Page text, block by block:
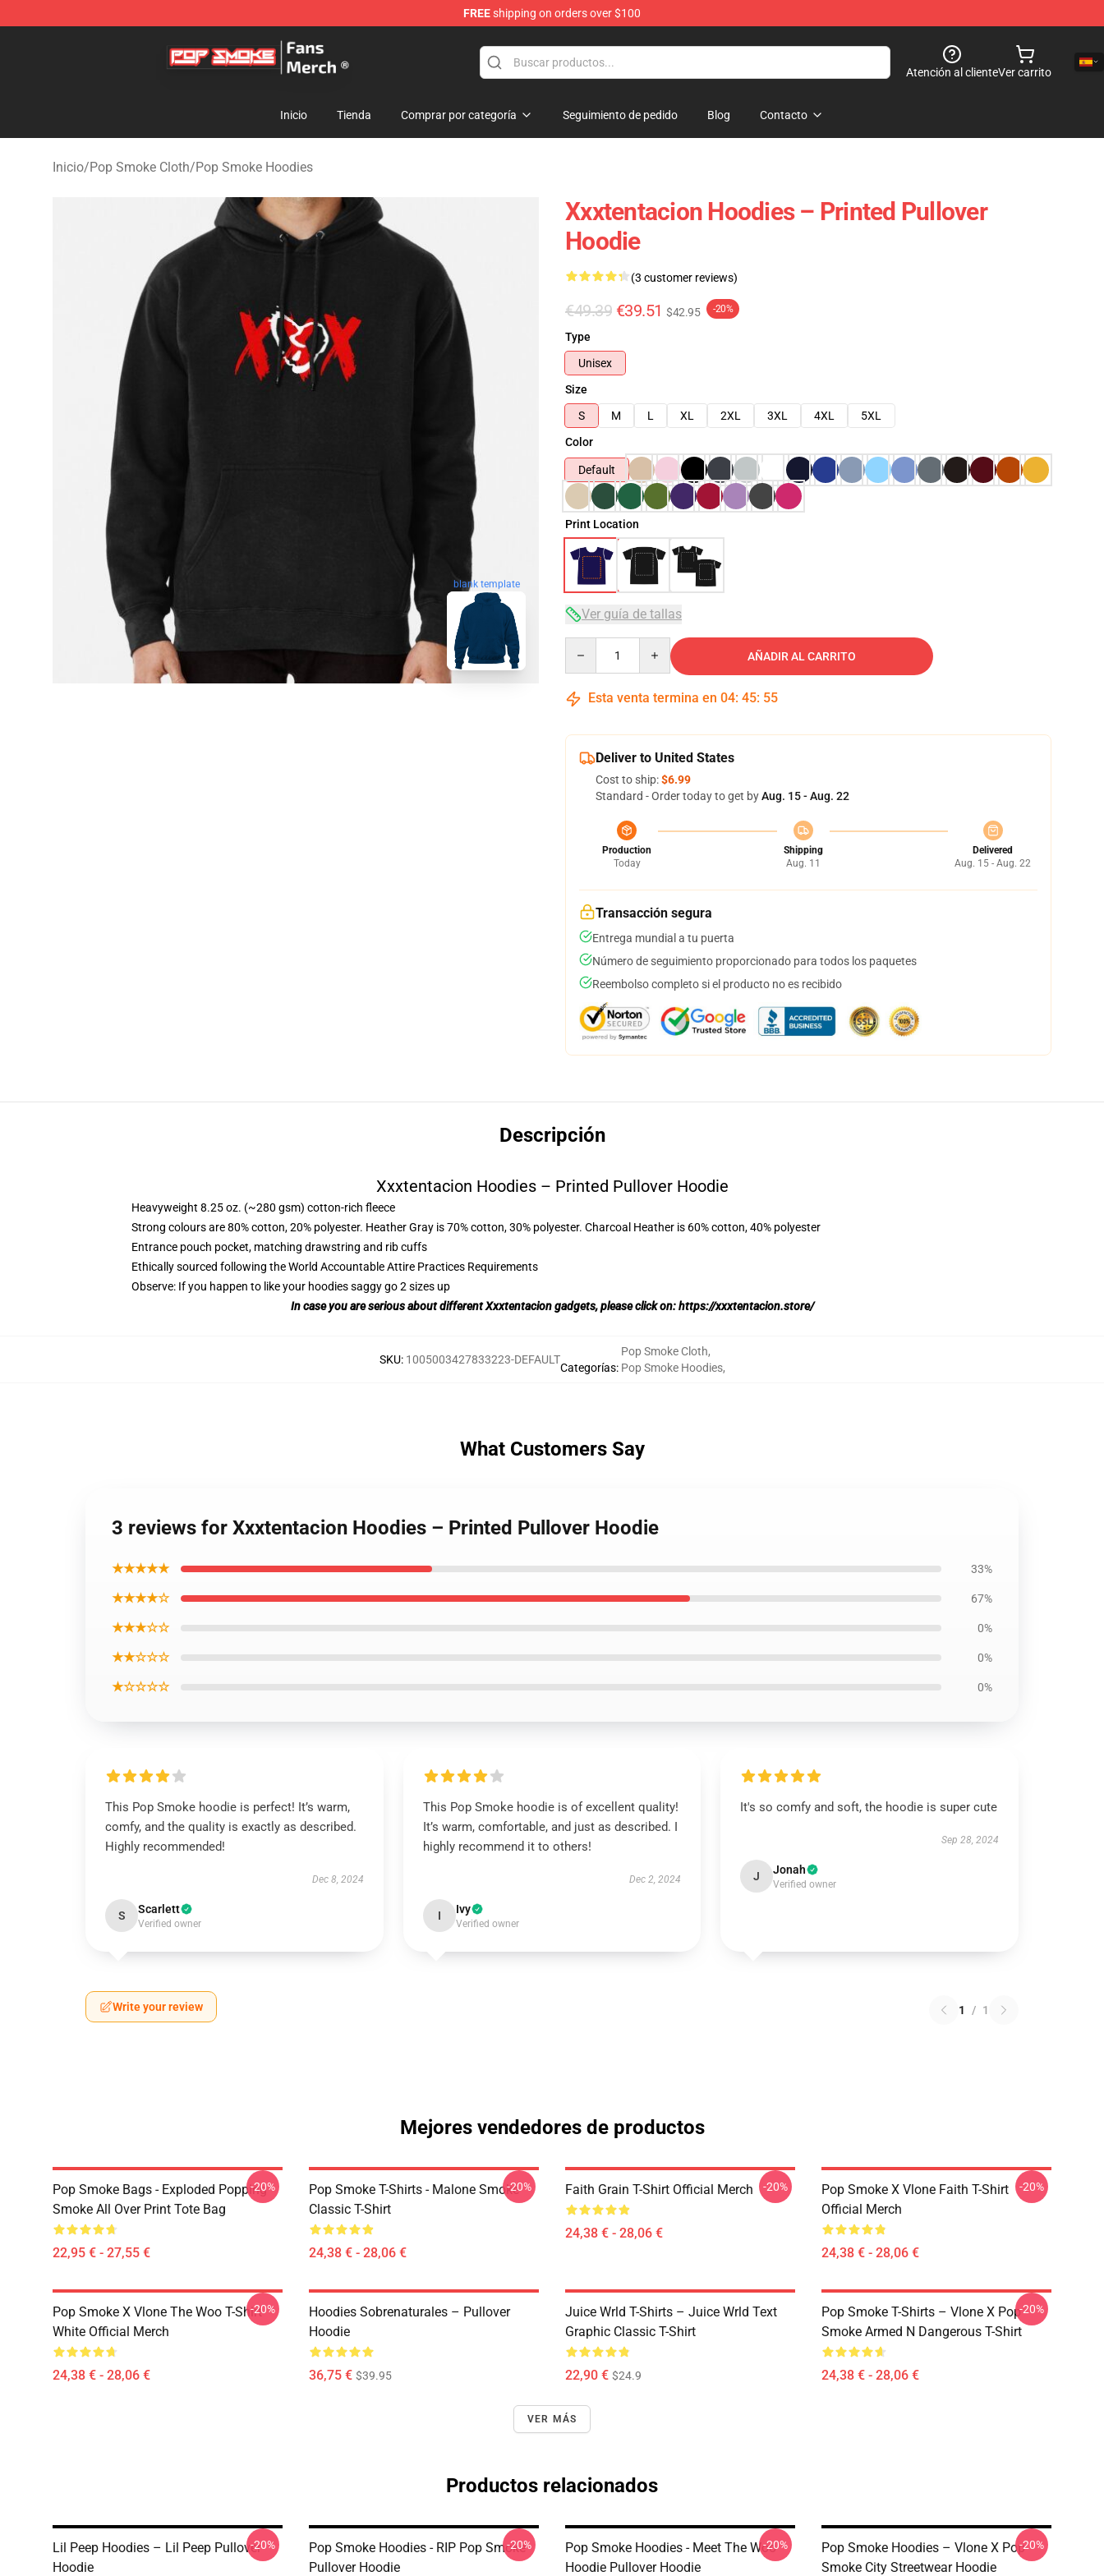
FREEshipping on orders over $100
Pop Smoke Store - Official Pop Smoke Merchandise Shop
Atención al clienteVer carrito
Inicio Tienda Comprar por categoría Seguimiento de pedido Blog Contacto
Inicio/Pop Smoke Cloth/Pop Smoke Hoodies
blank template
Xxxtentacion Hoodies – Printed Pullover
Hoodie
(3 customer reviews)
€49.39 €39.51 $42.95 -20%
Type
Unisex
Size
S
M L XL 2XL 3XL 4XL
5XL
Color
Default
Print Location
Ver guía de tallas
AÑADIR AL CARRITO
Esta venta termina en 04: 45: 54
Deliver to United States
Cost to ship:$6.99
Standard - Order today to get byAug. 15 - Aug. 22
Production
Today
Shipping
Aug. 11
Delivered
Aug. 15 - Aug. 22
Transacción segura
Entrega mundial a tu puerta
Número de seguimiento proporcionado para todos los paquetes
Reembolso completo si el producto no es recibido
Descripción
Xxxtentacion Hoodies – Printed Pullover Hoodie
Heavyweight 8.25 oz. (~280 gsm) cotton-rich fleece
Strong colours are 80% cotton, 20% polyester. Heather Gray is 70% cotton, 30% polyester. Charcoal Heather is 60% cotton, 40% polyester
Entrance pouch pocket, matching drawstring and rib cuffs
Ethically sourced following the World Accountable Attire Practices Requirements
Observe: If you happen to like your hoodies saggy go 2 sizes up
In case you are serious about differentXxxtentacion gadgets, please click on:https://xxxtentacion.store/
SKU: 1005003427833223-DEFAULT
Categorías:
Pop Smoke Cloth,
Pop Smoke Hoodies,
What Customers Say
3 reviews for Xxxtentacion Hoodies – Printed Pullover Hoodie
★★★★★ 33%
★★★★☆ 67%
★★★☆☆ 0%
★★☆☆☆ 0%
★☆☆☆☆ 0%
This Pop Smoke hoodie is perfect! It’s warm,
comfy, and the quality is exactly as described.
Highly recommended!
Dec 8, 2024
S Scarlett
Verified owner
This Pop Smoke hoodie is of excellent quality!
It’s warm, comfortable, and just as described. I
highly recommend it to others!
Dec 2, 2024
I Ivy
Verified owner
It's so comfy and soft, the hoodie is super cute
Sep 28, 2024
J Jonah
Verified owner
Write your review 1 / 1
Mejores vendedores de productos
Pop Smoke Bags - Exploded Popping
Smoke All Over Print Tote Bag
22,95 € - 27,55 €
-20%
Pop Smoke T-Shirts - Malone Smoke
Classic T-Shirt
24,38 € - 28,06 €
-20% Faith Grain T-Shirt Official Merch
24,38 € - 28,06 €
-20%
Pop Smoke X Vlone Faith T-Shirt
Official Merch
24,38 € - 28,06 €
-20%
Pop Smoke X Vlone The Woo T-Shirt
White Official Merch
24,38 € - 28,06 €
-20%
Hoodies Sobrenaturales – Pullover
Hoodie
36,75 € $39.95
Juice Wrld T-Shirts – Juice Wrld Text
Graphic Classic T-Shirt
22,90 € $24.9
Pop Smoke T-Shirts – Vlone X Pop
Smoke Armed N Dangerous T-Shirt
24,38 € - 28,06 €
-20%
VER MÁS
Productos relacionados
Lil Peep Hoodies – Lil Peep Pullover
Hoodie
-20%
Pop Smoke Hoodies - RIP Pop Smoke
Pullover Hoodie
-20%
Pop Smoke Hoodies - Meet The Woo
Hoodie Pullover Hoodie
-20%
Pop Smoke Hoodies – Vlone X Pop
Smoke City Streetwear Hoodie
-20%